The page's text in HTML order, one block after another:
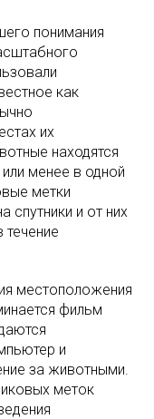
понимания
как
их
находятся
менее в одной
метки
спутники и от них
местоположения
фильм
и
за животными.
меток